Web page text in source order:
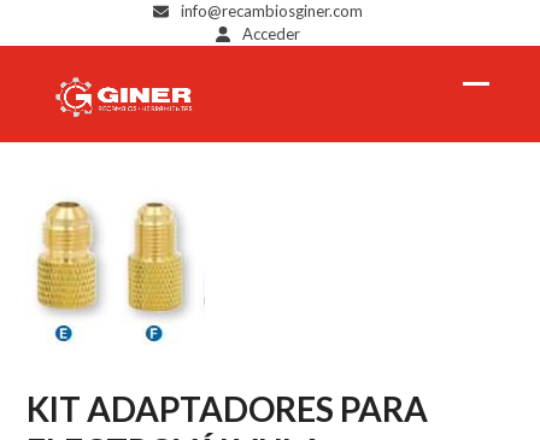
to
info@recambiosginer.com
Acceder
KIT ADAPTADORES PARA